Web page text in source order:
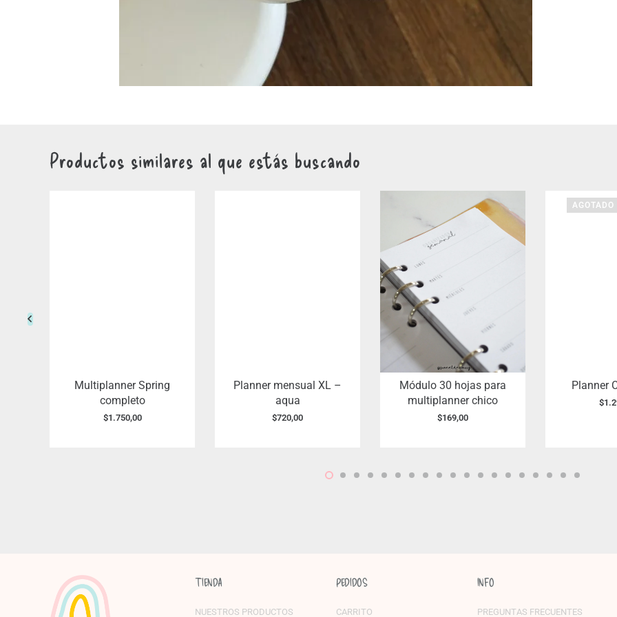
Productos similares al que estás buscando
Multiplanner Spring
completo
$1.750,00
Planner mensual XL –
aqua
$720,00
Módulo 30 hojas para
multiplanner chico
$169,00
AGOTADO
Planner
$
TIENDA
NUESTROS PRODUCTOS
PEDIDOS
CARRITO
INFO
PREGUNTAS FRECUENTES